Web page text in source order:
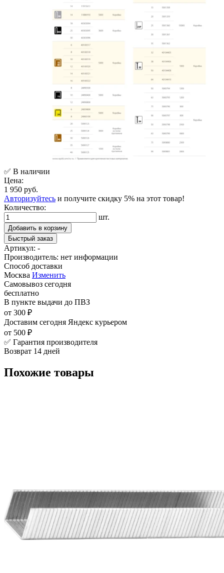
✅ В наличии
Цена:
1 950 руб.
Авторизуйтесь и получите скидку 5% на этот товар!
Количество:
шт.
Добавить в корзину
Быстрый заказ
Артикул: -
Производитель: нет информации
Способ доставки
Москва Изменить
Самовывоз сегодня
бесплатно
В пункте выдачи до ПВЗ
от 300 ₽
Доставим сегодня Яндекс курьером
от 500 ₽
✅ Гарантия производителя
Возврат 14 дней
Похожие товары